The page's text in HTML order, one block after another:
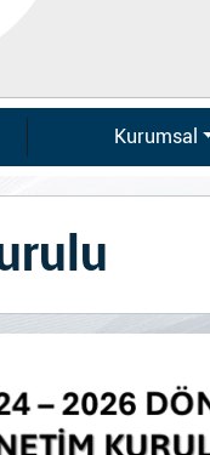
Kurumsal